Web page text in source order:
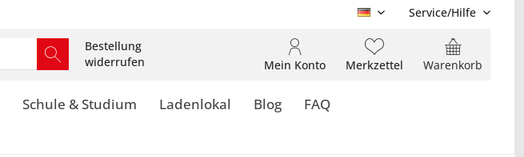
DE Service/Hilfe
Bestellung
widerrufen
Warenkorb
Merkzettel
Mein Konto
Schule & Studium Ladenlokal Blog FAQ